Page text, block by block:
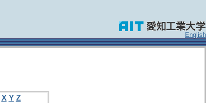
English
X Y Z